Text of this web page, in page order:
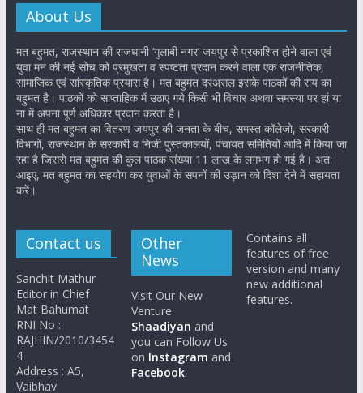
About Us
मत बहुमत, राजस्थान की राजधानी ‘गुलाबी नगर’ जयपुर से प्रकाशित होने वाला एवं
युवा मन की नई सोच को प्रमुखता व स्पष्टता प्रदान करने वाला एक राजनीतिक,
सामाजिक एवं सांस्कृतिक प्रयास है। मत बहुमत दरअसल इसके पाठकों की राय का
बहुमत है। पाठकों को साप्ताहिक में उठाए गये किसी भी विचार अथवा समस्या पर हां या
ना में अपना पूर्ण अधिकार प्रदान करता है।
साथ ही मत बहुमत का वितरण जयपुर की जनता के बीच, समस्त कॉलेजो, सरकारी
विभागों, राजस्थान के सरकारी व निजी पुस्तकालयों, पंचायत समितियों आदि में किया जा
रहा है जिससे मत बहुमत की कुल पाठक संख्या 11 लाख के लगभग हो गई है। अत:
आइए, मत बहुमत का सहयोग कर युवाओं के सपनों की उड़ान को दिशा देने में सहायता
करें।
Contact us
Sanchit Mathur
Editor in Chief
Mat Bahumat
RNI No :
RAJHIN/2010/3454
4
Address : A5,
Vaibhav
Other
News
Visit Our New
Venture
Shaadiyan and
you can Follow Us
on Instagram and
Facebook.
Contains all
features of free
version and many
new additional
features.